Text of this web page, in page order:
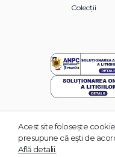
Colecții
© 2026 Grupul
Acest site foloseşte
presupune că eşti de
Află detalii.